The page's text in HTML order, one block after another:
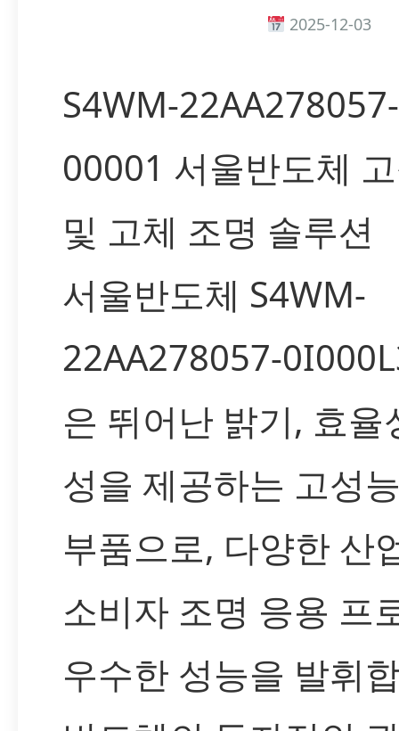
2025-12-03
S4WM-
00001 서울반도체
및 고체 조명 솔루션
서울반도체 S4WM-
22AA278057-
은 뛰어난 밝기, 효율
성을 제공하는 고성
부품으로, 다양한 산
소비자 조명 응용 프
우수한 성능을 발휘